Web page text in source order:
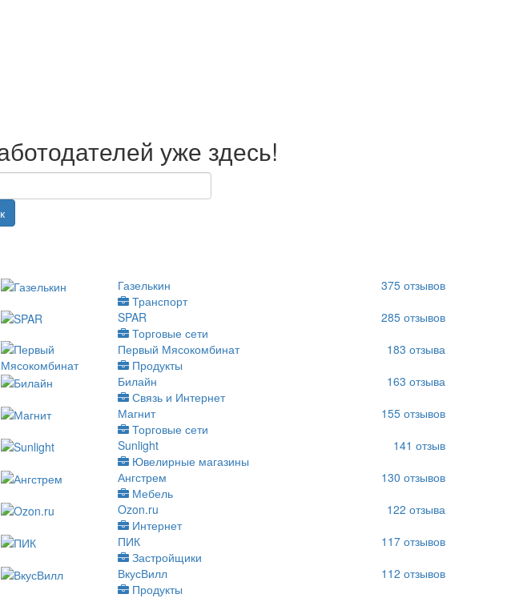
уже здесь!
Газелькин
Транспорт
375 отзывов
SPAR
Торговые сети
285 отзывов
Первый Мясокомбинат
Продукты
183 отзыва
Билайн
Связь и Интернет
163 отзыва
Магнит
Торговые сети
155 отзывов
Sunlight
Ювелирные магазины
141 отзыв
Ангстрем
Мебель
130 отзывов
Ozon.ru
Интернет
122 отзыва
ПИК
Застройщики
117 отзывов
ВкусВилл
Продукты
112 отзывов